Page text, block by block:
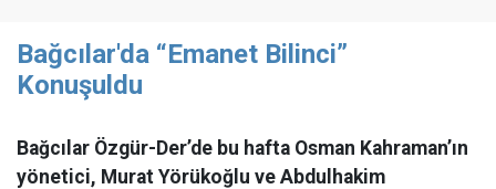
Bağcılar'da “Emanet Bilinci”
Konuşuldu
Bağcılar Özgür-Der’de bu hafta Osman Kahraman’ın
yönetici, Murat Yörükoğlu ve Abdulhakim